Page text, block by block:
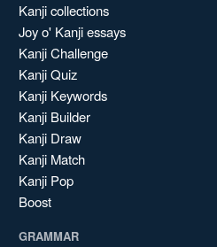
Kanji collections
Joy o' Kanji essays
Kanji Challenge
Kanji Quiz
Kanji Keywords
Kanji Builder
Kanji Draw
Kanji Match
Kanji Pop
Boost
GRAMMAR